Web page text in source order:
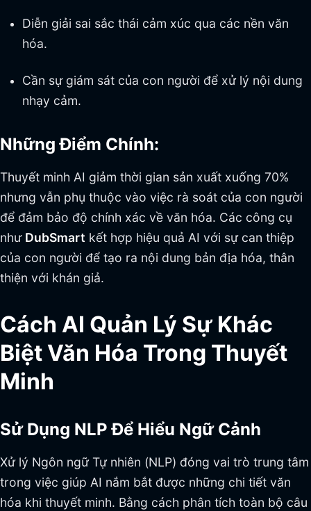
Diễn giải sai sắc thái cảm xúc qua các nền văn
hóa.
Cần sự giám sát của con người để xử lý nội dung
nhạy cảm.
Những Điểm Chính:
Thuyết minh AI giảm thời gian sản xuất xuống 70%
nhưng vẫn phụ thuộc vào việc rà soát của con người
để đảm bảo độ chính xác về văn hóa. Các công cụ
như DubSmart kết hợp hiệu quả AI với sự can thiệp
của con người để tạo ra nội dung bản địa hóa, thân
thiện với khán giả.
Cách AI Quản Lý Sự Khác
Biệt Văn Hóa Trong Thuyết
Minh
Sử Dụng NLP Để Hiểu Ngữ Cảnh
Xử lý Ngôn ngữ Tự nhiên (NLP) đóng vai trò trung tâm
trong việc giúp AI nắm bắt được những chi tiết văn
hóa khi thuyết minh. Bằng cách phân tích toàn bộ câu